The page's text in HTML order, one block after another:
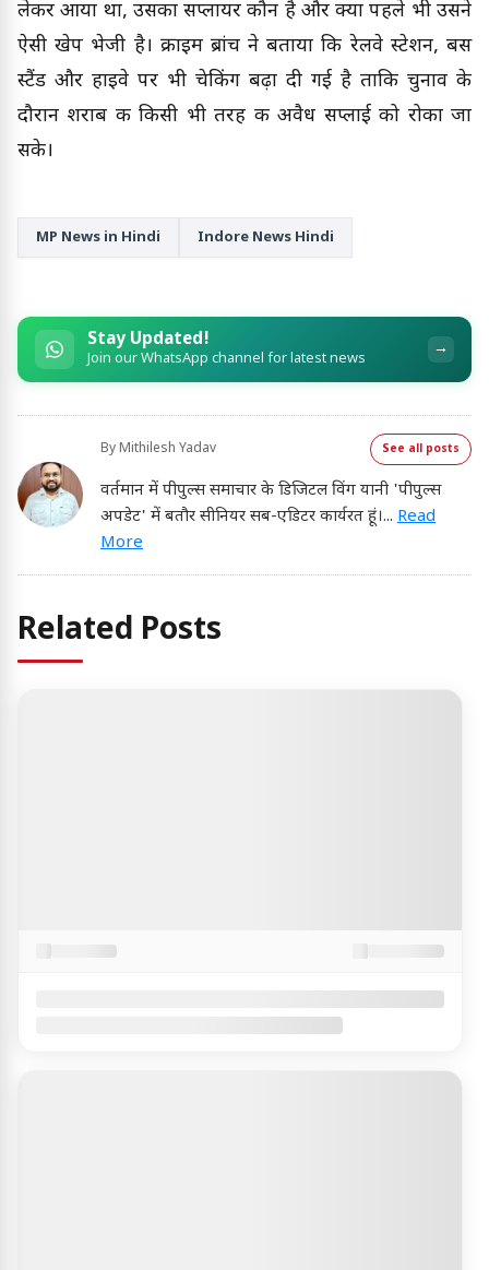
लेकर आया था, उसका सप्लायर कौन है और क्या पहले भी उसने
ऐसी खेप भेजी है। क्राइम ब्रांच ने बताया कि रेलवे स्टेशन, बस
स्टैंड और हाइवे पर भी चेकिंग बढ़ा दी गई है ताकि चुनाव के
दौरान शराब की किसी भी तरह की अवैध सप्लाई को रोका जा
सके।
MP News in Hindi Indore News Hindi
Stay Updated!
Join our WhatsApp channel for latest news →
By Mithilesh Yadav See all posts
वर्तमान में पीपुल्स समाचार के डिजिटल विंग यानी 'पीपुल्स
अपडेट' में बतौर सीनियर सब-एडिटर कार्यरत हूं।... Read
More
Related Posts